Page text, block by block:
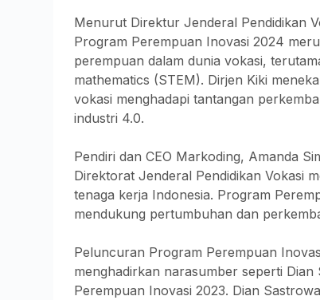
Menurut Direktur Jenderal Pendidikan
Program Perempuan Inovasi 2024
perempuan dalam dunia vokasi,
mathematics (STEM). Dirjen Kiki
vokasi menghadapi tantangan
industri 4.0.
Pendiri dan CEO Markoding, Amanda
Direktorat Jenderal Pendidikan Vokasi
tenaga kerja Indonesia. Program
mendukung pertumbuhan dan
Peluncuran Program Perempuan
menghadirkan narasumber seperti
Perempuan Inovasi 2023. Dian